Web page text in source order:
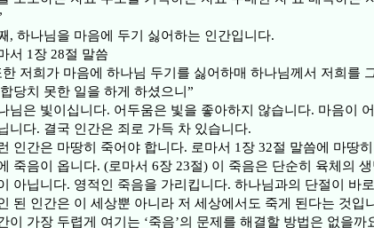
, 하나님을 마음에 두기 싫어하는 인간입니다.
서 1장 28절 말씀
한 저희가 마음에 하나님 두기를 싫어하매 하나님께서 저희를
당치 못한 일을 하게 하셨으니”
님은 빛이십니다. 어두움은 빛을 좋아하지 않습니다. 마음이
니다. 결국 인간은 죄로 가득 차 있습니다.
인간은 마땅히 죽어야 합니다. 로마서 1장 32절 말씀에 마땅
죽음이 옵니다. (로마서 6장 23절) 이 죽음은 단순히 육체의
아닙니다. 영적인 죽음을 가리킵니다. 하나님과의 단절이 바
된 인간은 이 세상뿐 아니라 저 세상에서도 죽게 된다는 것입
이 가장 두렵게 여기는 ‘죽음’의 문제를 해결할 방법은 없을까